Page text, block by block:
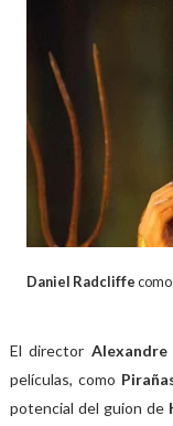
Daniel Radcliffecomo
El director Alexandre
películas, como
potencial del guion de